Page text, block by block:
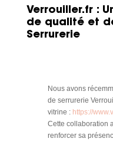
Verrouiller.fr :
de qualité et
Serrurerie
Nous avons
de serrurerie
vitrine : https://
Cette collaboration
renforcer sa